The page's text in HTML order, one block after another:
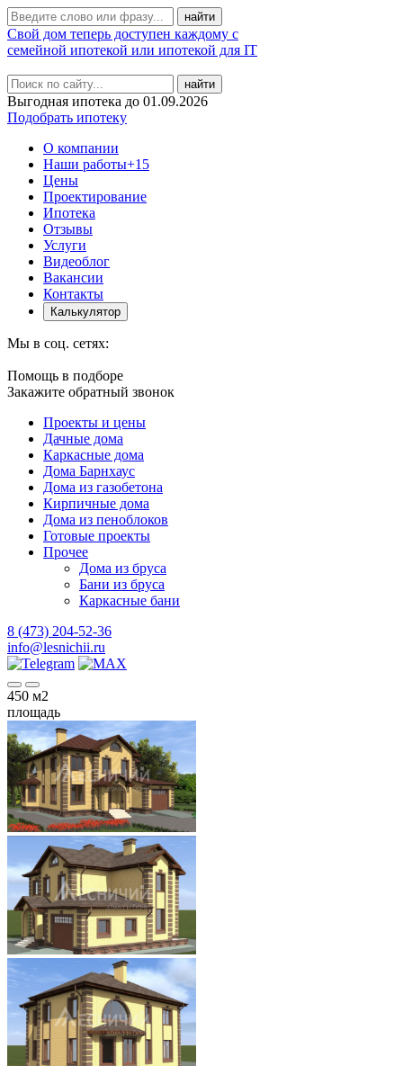
Свой дом теперь доступен каждому с
семейной ипотекой или ипотекой для IT
найти
Выгодная ипотека до 01.09.2026
Подобрать ипотеку
О компании
Наши работы+15
Цены
Проектирование
Ипотека
Отзывы
Услуги
Видеоблог
Вакансии
Контакты
Калькулятор
Мы в соц. сетях:
Помощь в подборе
Закажите обратный звонок
Проекты и цены
Дачные дома
Каркасные дома
Дома Барнхаус
Дома из газобетона
Кирпичные дома
Дома из пеноблоков
Готовые проекты
Прочее
Дома из бруса
Бани из бруса
Каркасные бани
8 (473) 204-52-36
info@lesnichii.ru
450 м2
площадь